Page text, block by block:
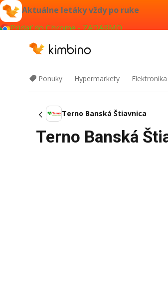
Aktuálne letáky vždy po ruke
Pridať do Chrome - ZADARMO
Ponuky Hypermarkety Elektronika
Terno Banská Štiavnica
Terno Banská